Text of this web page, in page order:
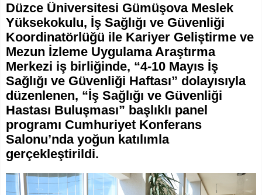
Düzce Üniversitesi Gümüşova Meslek
Yüksekokulu, İş Sağlığı ve Güvenliği
Koordinatörlüğü ile Kariyer Geliştirme ve
Mezun İzleme Uygulama Araştırma
Merkezi iş birliğinde, “4-10 Mayıs İş
Sağlığı ve Güvenliği Haftası” dolayısıyla
düzenlenen, “İş Sağlığı ve Güvenliği
Hastası Buluşması” başlıklı panel
programı Cumhuriyet Konferans
Salonu’nda yoğun katılımla
gerçekleştirildi.